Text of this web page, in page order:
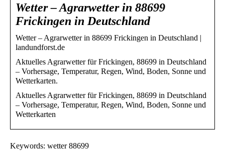
Wetter – Agrarwetter in 88699
Frickingen in Deutschland
Wetter – Agrarwetter in 88699 Frickingen in Deutschland |
landundforst.de
Aktuelles Agrarwetter für Frickingen, 88699 in Deutschland
– Vorhersage, Temperatur, Regen, Wind, Boden, Sonne und
Wetterkarten.
Aktuelles Agrarwetter für Frickingen, 88699 in Deutschland
– Vorhersage, Temperatur, Regen, Wind, Boden, Sonne und
Wetterkarten
Keywords: wetter 88699